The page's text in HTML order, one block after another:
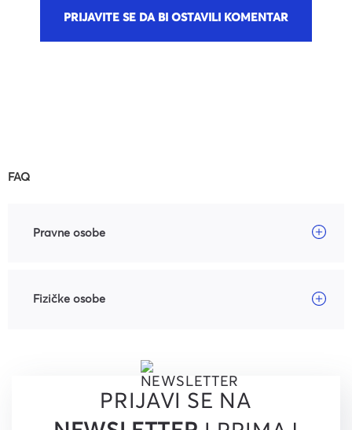
PRIJAVITE SE DA BI OSTAVILI KOMENTAR
FAQ
Pravne osobe
Fizičke osobe
PRIJAVI SE NA